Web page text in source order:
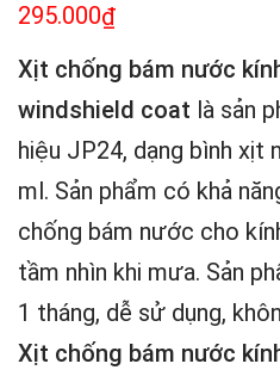
295.000₫
Xịt chống bám nước
windshield coat là sản
hiệu JP24, dạng bình xịt
ml. Sản phẩm có khả
chống bám nước cho
tầm nhìn khi mưa. Sản
1 tháng, dễ sử dụng,
Xịt chống bám nước